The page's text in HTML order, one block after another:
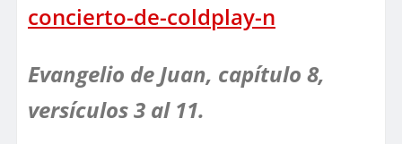
concierto-de-coldplay-n
Evangelio de Juan, capítulo 8,
versículos 3 al 11.